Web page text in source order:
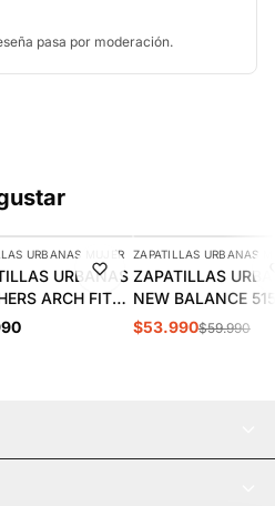
pasa por moderación.
URBANAS MUJER
URBANAS
ARCH FIT
| 150051-
-10%
ZAPATILLAS URBANAS
ZAPATILLAS
NEW BALANCE 515
MUJER |
$53.990$59.990